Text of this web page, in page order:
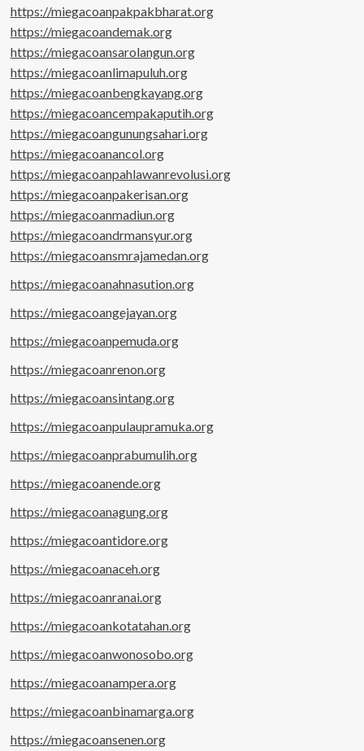
https://miegacoanpakpakbharat.org
https://miegacoandemak.org
https://miegacoansarolangun.org
https://miegacoanlimapuluh.org
https://miegacoanbengkayang.org
https://miegacoancempakaputih.org
https://miegacoangunungsahari.org
https://miegacoanancol.org
https://miegacoanpahlawanrevolusi.org
https://miegacoanpakerisan.org
https://miegacoanmadiun.org
https://miegacoandrmansyur.org
https://miegacoansmrajamedan.org
https://miegacoanahnasution.org
https://miegacoangejayan.org
https://miegacoanpemuda.org
https://miegacoanrenon.org
https://miegacoansintang.org
https://miegacoanpulaupramuka.org
https://miegacoanprabumulih.org
https://miegacoanende.org
https://miegacoanagung.org
https://miegacoantidore.org
https://miegacoanaceh.org
https://miegacoanranai.org
https://miegacoankotatahan.org
https://miegacoanwonosobo.org
https://miegacoanampera.org
https://miegacoanbinamarga.org
https://miegacoansenen.org